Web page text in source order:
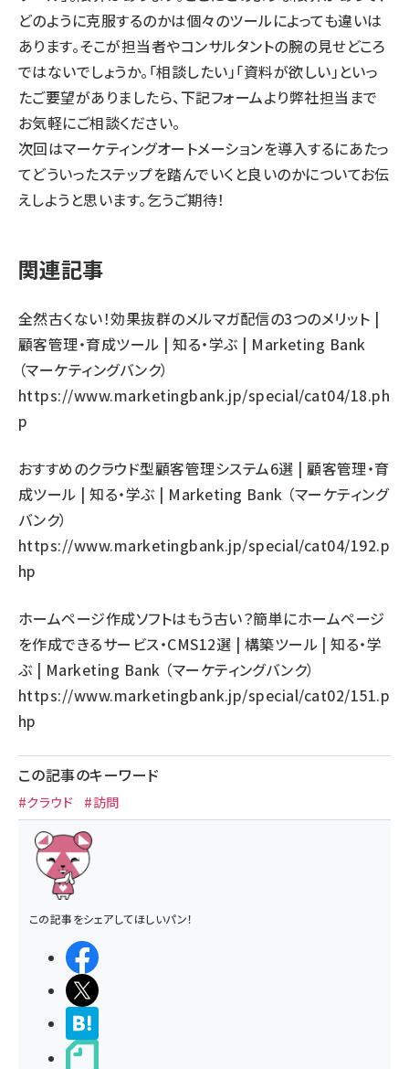
どのように克服するのかは個々のツールによっても違いは
あります。そこが担当者やコンサルタントの腕の見せどころ
ではないでしょうか。「相談したい」「資料が欲しい」といっ
たご要望がありましたら、下記フォームより弊社担当まで
お気軽にご相談ください。
次回はマーケティングオートメーションを導入するにあたっ
てどういったステップを踏んでいくと良いのかについてお伝
えしようと思います。乞うご期待！
関連記事
全然古くない！効果抜群のメルマガ配信の3つのメリット |
顧客管理・育成ツール | 知る・学ぶ | Marketing Bank
（マーケティングバンク）
https://www.marketingbank.jp/special/cat04/18.ph
p
おすすめのクラウド型顧客管理システム6選 | 顧客管理・育
成ツール | 知る・学ぶ | Marketing Bank （マーケティング
バンク）
https://www.marketingbank.jp/special/cat04/192.p
hp
ホームページ作成ソフトはもう古い？簡単にホームページ
を作成できるサービス・CMS12選 | 構築ツール | 知る・学
ぶ | Marketing Bank （マーケティングバンク）
https://www.marketingbank.jp/special/cat02/151.p
hp
この記事のキーワード
#クラウド #訪問
この記事をシェアしてほしいパン！